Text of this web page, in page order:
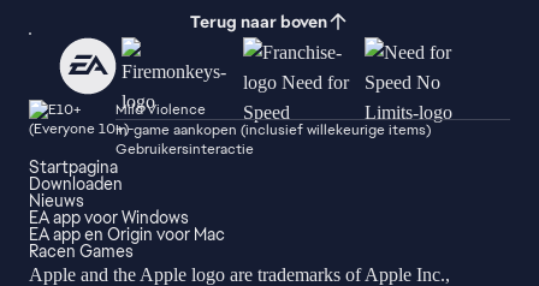
Terug naar boven
Mild Violence
In-game aankopen (inclusief willekeurige items)
Gebruikersinteractie
Startpagina
Downloaden
Nieuws
EA app voor Windows
EA app en Origin voor Mac
Racen Games
Apple and the Apple logo are trademarks of Apple Inc.,